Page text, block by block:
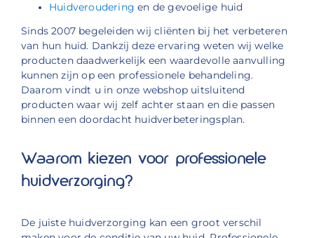
Huidveroudering en de gevoelige huid
Sinds 2007 begeleiden wij cliënten bij het verbeteren
van hun huid. Dankzij deze ervaring weten wij welke
producten daadwerkelijk een waardevolle aanvulling
kunnen zijn op een professionele behandeling.
Daarom vindt u in onze webshop uitsluitend
producten waar wij zelf achter staan en die passen
binnen een doordacht huidverbeteringsplan.
Waarom kiezen voor professionele
huidverzorging?
De juiste huidverzorging kan een groot verschil